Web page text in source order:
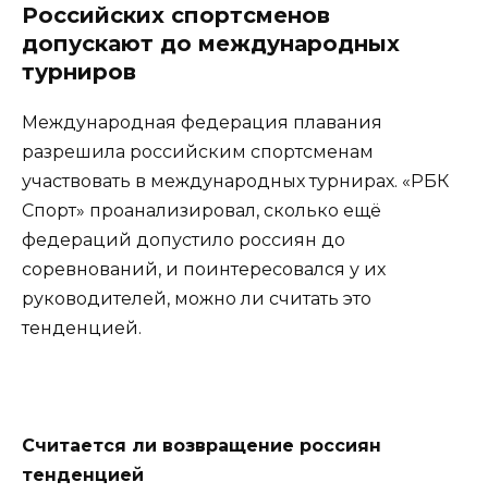
Российских спортсменов
допускают до международных
турниров
Международная федерация плавания
разрешила российским спортсменам
участвовать в международных турнирах. «РБК
Спорт» проанализировал, сколько ещё
федераций допустило россиян до
соревнований, и поинтересовался у их
руководителей, можно ли считать это
тенденцией.
Считается ли возвращение россиян
тенденцией